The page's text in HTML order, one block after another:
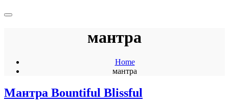
мантра
Home
мантра
Мантра Bountiful Blissful